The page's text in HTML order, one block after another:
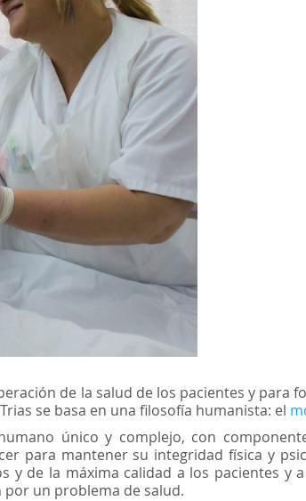
de la salud de los pacientes y
se basa en una filosofía humanista: el
único y complejo, con
para mantener su integridad física y
de la máxima calidad a los pacientes y
un problema de salud.